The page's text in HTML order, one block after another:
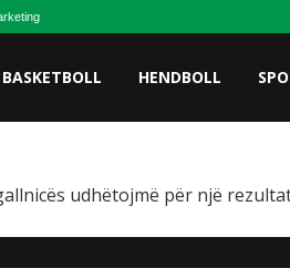
BASKETBOLL HENDBOLL
udhëtojmë për një